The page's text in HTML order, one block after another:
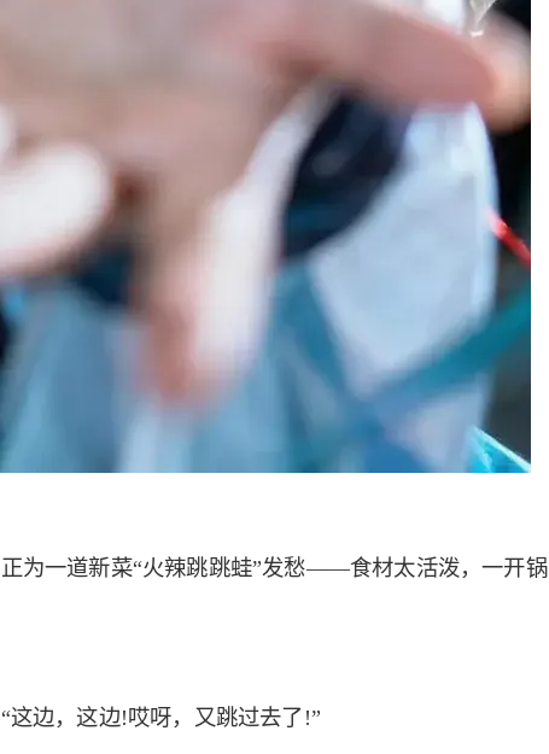
为一道新菜“火辣跳跳蛙”发愁——食材太活泼，一开锅
边，这边!哎呀，又跳过去了!”